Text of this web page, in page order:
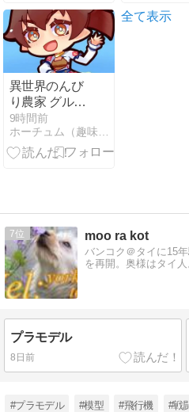
Nゲージ(26年
版)
異世界のんび
り農家 グルー
ワルド
9時間前
ホーチュム（趣味日記）
全て表示
7 moo ra kot
バンコク＠タイに15
を再開。奥様はタイ
プラモデル
8日前
#プラモデル #模型 #飛行機 #戦